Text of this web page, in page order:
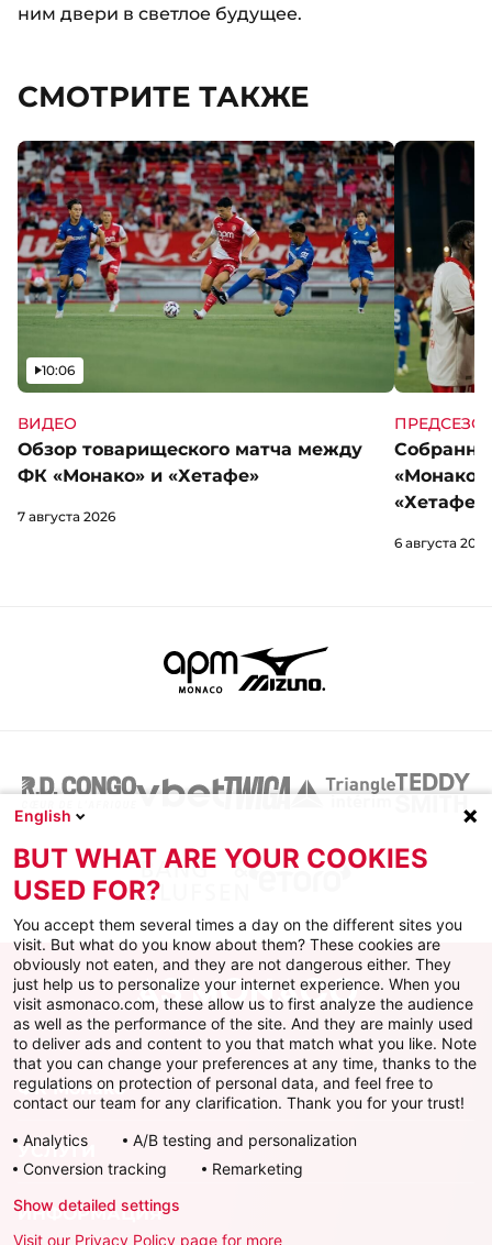
ним двери в светлое будущее.
СМОТРИТЕ ТАКЖЕ
ВИДЕО
Обзор товарищеского матча между
ФК «Монако» и «Хетафе»
Видео
10:06
7 августа 2026
«Хетафе»
6 августа 2026
ФК Монако
УСЛУГИ
ИНФОРМАЦИЯ
English
BUT WHAT ARE YOUR COOKIES
USED FOR?
You accept them several times a day on the different sites you
visit. But what do you know about them? These cookies are
obviously not eaten, and they are not dangerous either. They
just help us to personalize your internet experience. When you
visit asmonaco.com, these allow us to first analyze the audience
as well as the performance of the site. And they are mainly used
to deliver ads and content to you that match what you like. Note
that you can change your preferences at any time, thanks to the
regulations on protection of personal data, and feel free to
contact our team for any clarification. Thank you for your trust!
Analytics
A/B testing and personalization
Conversion tracking
Remarketing
Show detailed settings
Visit our Privacy Policy page for more